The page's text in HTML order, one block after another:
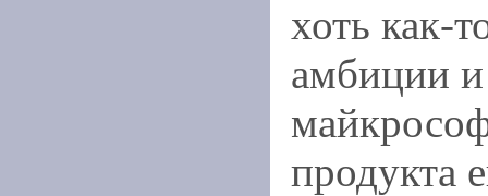
хоть как-
амбиции и
продукта